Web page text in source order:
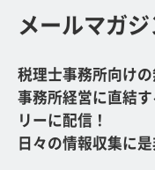
メールマガ
税理士事務所向けの
事務所経営に直結
リーに配信！
日々の情報収集に是